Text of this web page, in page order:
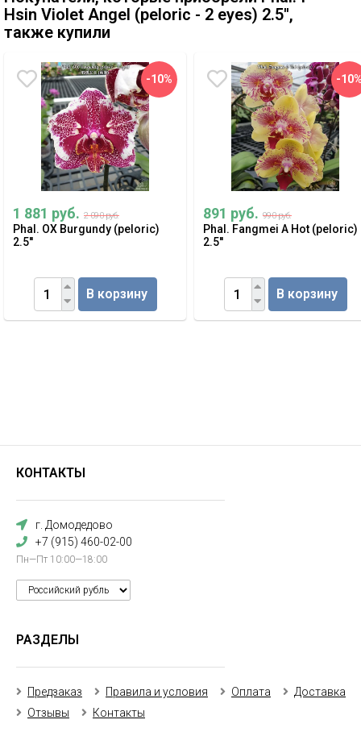
Hsin Violet Angel (peloric - 2 eyes) 2.5'',
также купили
-10%
1 881 руб. 2 090 руб.
Phal. OX Burgundy (peloric)
2.5''
В корзину
-
891 руб. 990 руб.
Phal. Fangmei A Hot (peloric)
2.5''
В корзину
КОНТАКТЫ
г. Домодедово
+7 (915) 460-02-00
Пн—Пт 10:00—18:00
РАЗДЕЛЫ
Предзаказ Правила и условия Оплата
Доставка
Отзывы
Контакты